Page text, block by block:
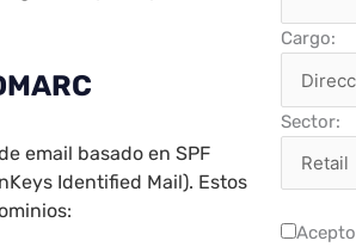
email basado en SPF
Identified Mail). Estos
Cargo:
Sector: